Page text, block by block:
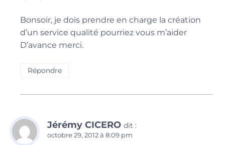
Bonsoir, je dois prendre en charge la création
d’un service qualité pourriez vous m’aider
D’avance merci.
Répondre
Jérémy CICERO dit :
octobre 29, 2012 à 8:09 pm